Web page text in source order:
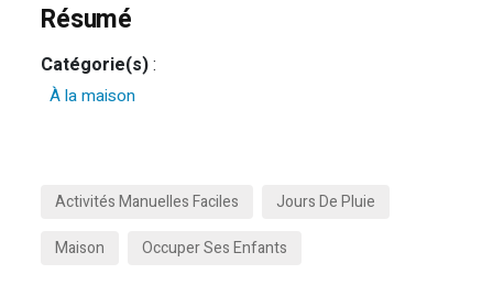
Résumé
Catégorie(s):
À la maison
Activités Manuelles Faciles
Jours De Pluie
Maison
Occuper Ses Enfants